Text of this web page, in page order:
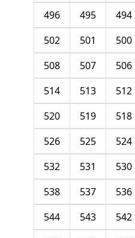
494
495
496
500
501
502
506
507
508
512
513
514
518
519
520
524
525
526
530
531
532
536
537
538
542
543
544